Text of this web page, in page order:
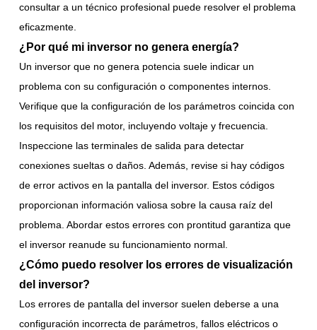
consultar a un técnico profesional puede resolver el problema
eficazmente.
¿Por qué mi inversor no genera energía?
Un inversor que no genera potencia suele indicar un
problema con su configuración o componentes internos.
Verifique que la configuración de los parámetros coincida con
los requisitos del motor, incluyendo voltaje y frecuencia.
Inspeccione las terminales de salida para detectar
conexiones sueltas o daños. Además, revise si hay códigos
de error activos en la pantalla del inversor. Estos códigos
proporcionan información valiosa sobre la causa raíz del
problema. Abordar estos errores con prontitud garantiza que
el inversor reanude su funcionamiento normal.
¿Cómo puedo resolver los errores de visualización
del inversor?
Los errores de pantalla del inversor suelen deberse a una
configuración incorrecta de parámetros, fallos eléctricos o